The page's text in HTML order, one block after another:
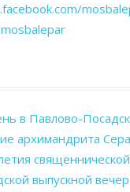
в Павлово-
архимандрита
выпускной